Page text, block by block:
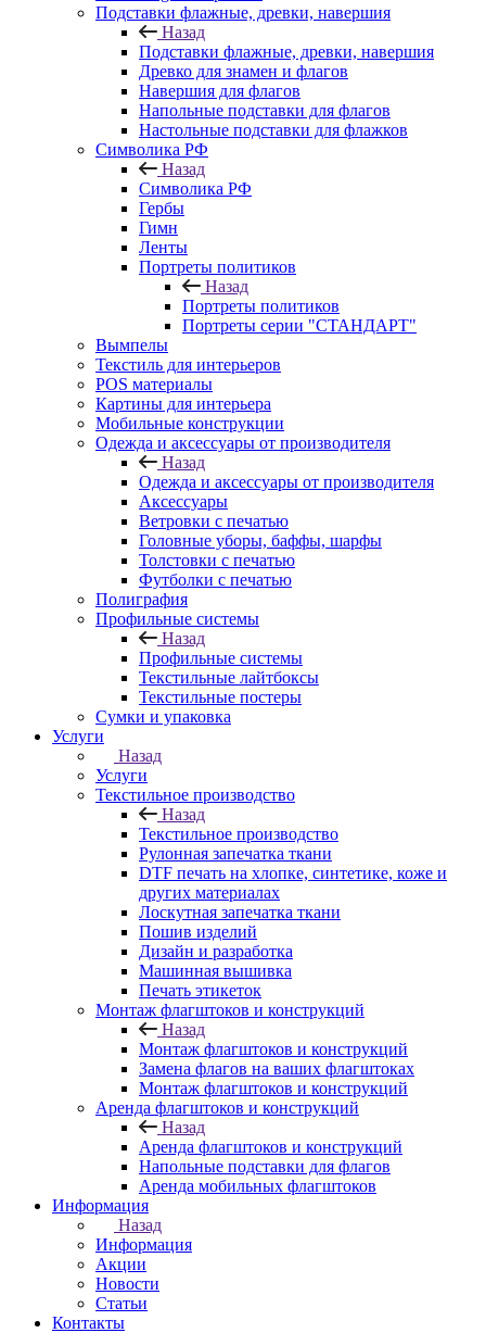
Подставки флажные, древки, навершия
Назад
Подставки флажные, древки, навершия
Древко для знамен и флагов
Навершия для флагов
Напольные подставки для флагов
Настольные подставки для флажков
Символика РФ
Назад
Символика РФ
Гербы
Гимн
Ленты
Портреты политиков
Назад
Портреты политиков
Портреты серии "СТАНДАРТ"
Вымпелы
Текстиль для интерьеров
POS материалы
Картины для интерьера
Мобильные конструкции
Одежда и аксессуары от производителя
Назад
Одежда и аксессуары от производителя
Аксессуары
Ветровки с печатью
Головные уборы, баффы, шарфы
Толстовки с печатью
Футболки с печатью
Полиграфия
Профильные системы
Назад
Профильные системы
Текстильные лайтбоксы
Текстильные постеры
Сумки и упаковка
Услуги
Назад
Услуги
Текстильное производство
Назад
Текстильное производство
Рулонная запечатка ткани
DTF печать на хлопке, синтетике, коже и
других материалах
Лоскутная запечатка ткани
Пошив изделий
Дизайн и разработка
Машинная вышивка
Печать этикеток
Монтаж флагштоков и конструкций
Назад
Монтаж флагштоков и конструкций
Замена флагов на ваших флагштоках
Монтаж флагштоков и конструкций
Аренда флагштоков и конструкций
Назад
Аренда флагштоков и конструкций
Напольные подставки для флагов
Аренда мобильных флагштоков
Информация
Назад
Информация
Акции
Новости
Статьи
Контакты